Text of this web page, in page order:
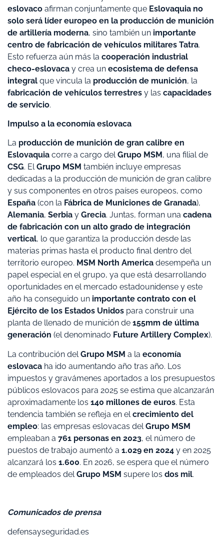
eslovaco afirman conjuntamente que Eslovaquia no
solo será líder europeo en la producción de munición
de artillería moderna, sino también un importante
centro de fabricación de vehículos militares Tatra.
Esto refuerza aún más la cooperación industrial
checo-eslovaca y crea un ecosistema de defensa
integral que vincula la producción de munición, la
fabricación de vehículos terrestres y las capacidades
de servicio.
Impulso a la economía eslovaca
La producción de munición de gran calibre en
Eslovaquia corre a cargo delGrupo MSM , una filial de
CSG. ElGrupo MSM también incluye empresas
dedicadas a la producción de munición de gran calibre
y sus componentes en otros países europeos, como
España (con la Fábrica de Municiones de Granada),
Alemania, Serbia y Grecia. Juntas, forman una cadena
de fabricación con un alto grado de integración
vertical, lo que garantiza la producción desde las
materias primas hasta el producto final dentro del
territorio europeo. MSM North America desempeña un
papel especial en el grupo, ya que está desarrollando
oportunidades en el mercado estadounidense y este
año ha conseguido un importante contrato con el
Ejército de los Estados Unidos para construir una
planta de llenado de munición de 155mm de última
generación (el denominado Future Artillery Complex).
La contribución del Grupo MSM a la economía
eslovaca ha ido aumentando año tras año. Los
impuestos y gravámenes aportados a los presupuestos
públicos eslovacos para 2025 se estima que alcanzarán
aproximadamente los 140 millones de euros. Esta
tendencia también se refleja en el crecimiento del
empleo: las empresas eslovacas del Grupo MSM
empleaban a 761 personas en 2023, el número de
puestos de trabajo aumentó a 1.029 en 2024 y en 2025
alcanzará los 1.600. En 2026, se espera que el número
de empleados del Grupo MSM supere los dos mil.
Comunicados de prensa
defensayseguridad.es